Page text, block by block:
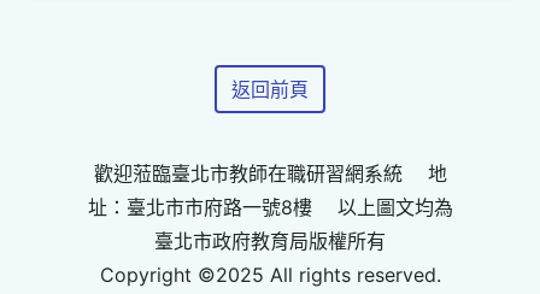
返回前頁
歡迎蒞臨臺北市教師在職研習網系統 地
址：臺北市市府路一號8樓 以上圖文均為
臺北市政府教育局版權所有
Copyright ©2025 All rights reserved.